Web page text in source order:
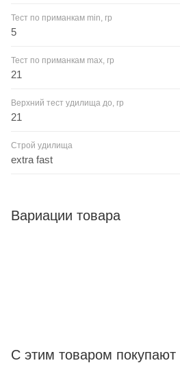
Тест по приманкам min, гр
5
Тест по приманкам max, гр
21
Верхний тест удилища до, гр
21
Строй удилища
extra fast
Вариации товара
С этим товаром покупают